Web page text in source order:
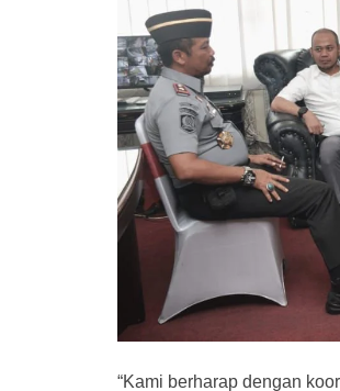
“Kami berharap dengan